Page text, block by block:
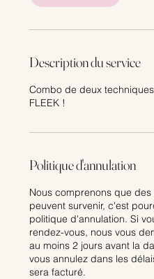
Description du service
Combo de deux
FLEEK !
Politique d'annulation
Nous comprenons que
peuvent survenir, c'est
politique d'annulation. Si
rendez-vous, nous vous
au moins 2 jours avant la
vous annulez dans les
sera facturé.